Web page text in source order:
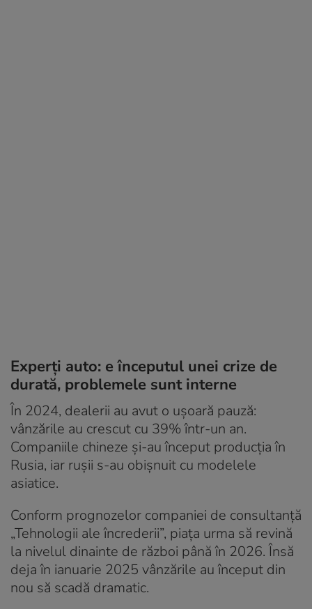
Experți auto: e începutul unei crize de
durată, problemele sunt interne
În 2024, dealerii au avut o ușoară pauză:
vânzările au crescut cu 39% într-un an.
Companiile chineze și-au început producția în
Rusia, iar rușii s-au obișnuit cu modelele
asiatice.
Conform prognozelor companiei de consultanță
„Tehnologii ale încrederii”, piața urma să revină
la nivelul dinainte de război până în 2026. Însă
deja în ianuarie 2025 vânzările au început din
nou să scadă dramatic.